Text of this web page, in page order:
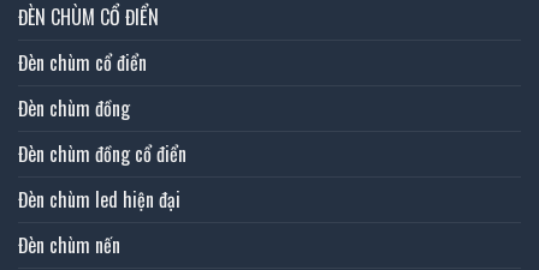
ĐÈN CHÙM CỔ ĐIỂN
Đèn chùm cổ điển
Đèn chùm đồng
Đèn chùm đồng cổ điển
Đèn chùm led hiện đại
Đèn chùm nến